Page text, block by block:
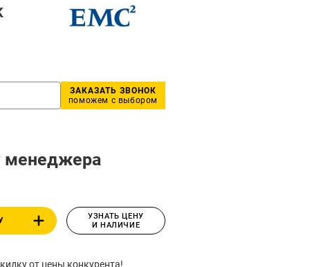
ЗАКАЗАТЬ ЗВОНОК
поможем с выбором
менеджера
УЗНАТЬ ЦЕНУ
И НАЛИЧИЕ
от цены конкурента!